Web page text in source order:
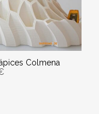
Colmena